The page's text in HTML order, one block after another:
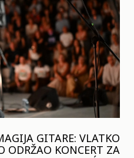
GITARE: VLATKO
ODRŽAO KONCERT ZA